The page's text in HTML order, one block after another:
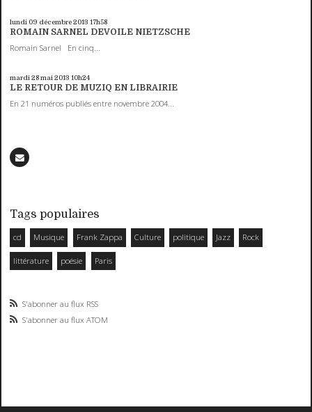
lundi 09 décembre 2013 17h58
ROMAIN SARNEL DEVOILE NIETZSCHE
Romain Sarnel En cinq...
mardi 28mai 2013 10h24
LE RETOUR DE MUZIQ EN LIBRAIRIE
En 21 numéros publiés entre novembre 2004...
Tags populaires
cd Musique Frank Zappa Culture politique Jazz Rock
littérature poésie Paris
S'abonner au flux RSS
S'abonner au flux ATOM